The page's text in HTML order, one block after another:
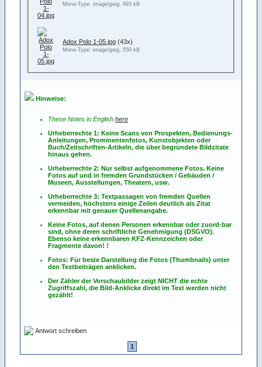
Mime-Type: image/jpeg, 993 kB
Adox Polo 1-05.jpg (43x)
Mime-Type: image/jpeg, 550 kB
Hinweise:
These Notes in English here
Urheberrechte 1: Keine Scans von Prospekten, Bedienungs-
Anleitungen, Prominentenfotos, Kunstobjekten oder
Buch/Zeitschriften-Artikeln, die über begründete Bildzitate
hinaus gehen.
Urheberrechte 2: Nur selbst aufgenommene Fotos. Keine
Fotos auf und in fremden Grundstücken / Gebäuden /
Museen, Ausstellungen, Theatern, usw.
Urheberrechte 3: Textpassagen von fremden Quellen
vermeiden, höchstens einige Zeilen deutlich als Zitat
erkennbar mit genauer Quellenangabe.
Keine Fotos, auf denen Personen erkennbar oder zuord-bar
sind, ohne deren schriftliche Genehmigung (DSGVO).
Ebenso keine erkennbaren KFZ-Kennzeichen oder
Fragmente davon! !
Fotos: Für beste Darstellung die Fotos (Thumbnails) unter
den Textbeiträgen anklicken.
Der Zähler der Vorschaubilder zeigt NICHT die echte
Zugriffszahl, die Bild-Anklicke direkt im Text werden nicht
gezählt!
Antwort schreiben
1